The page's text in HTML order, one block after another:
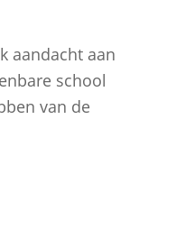
aandacht aan
school
van de